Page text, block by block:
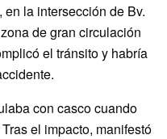
la intersección de Bv.
de gran circulación
el tránsito y habría
con casco cuando
el impacto, manifestó